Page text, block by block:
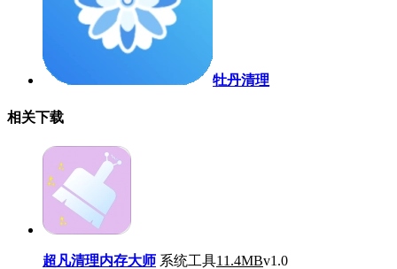
牡丹清理
相关下载
超凡清理内存大师 系统工具11.4MBv1.0